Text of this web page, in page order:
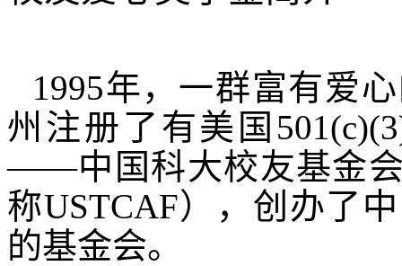
1995年，一群富有爱
州注册了有美国
——中国科大校友基金
称USTCAF），创办了
的基金会。